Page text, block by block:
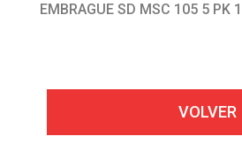
EMBRAGUE SD MSC 105 5 PK
VOLVER